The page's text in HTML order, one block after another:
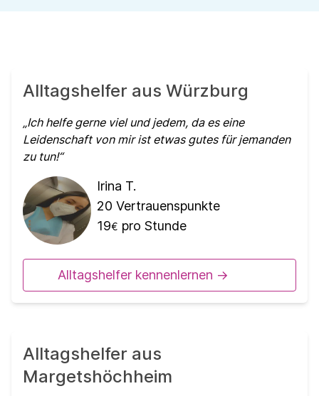
Alltagshelfer aus Würzburg
Ich helfe gerne viel und jedem, da es eine
Leidenschaft von mir ist etwas gutes für jemanden
zu tun!
Irina T.
20 Vertrauenspunkte
19€ pro Stunde
Alltagshelfer kennenlernen ->
Alltagshelfer aus
Margetshöchheim